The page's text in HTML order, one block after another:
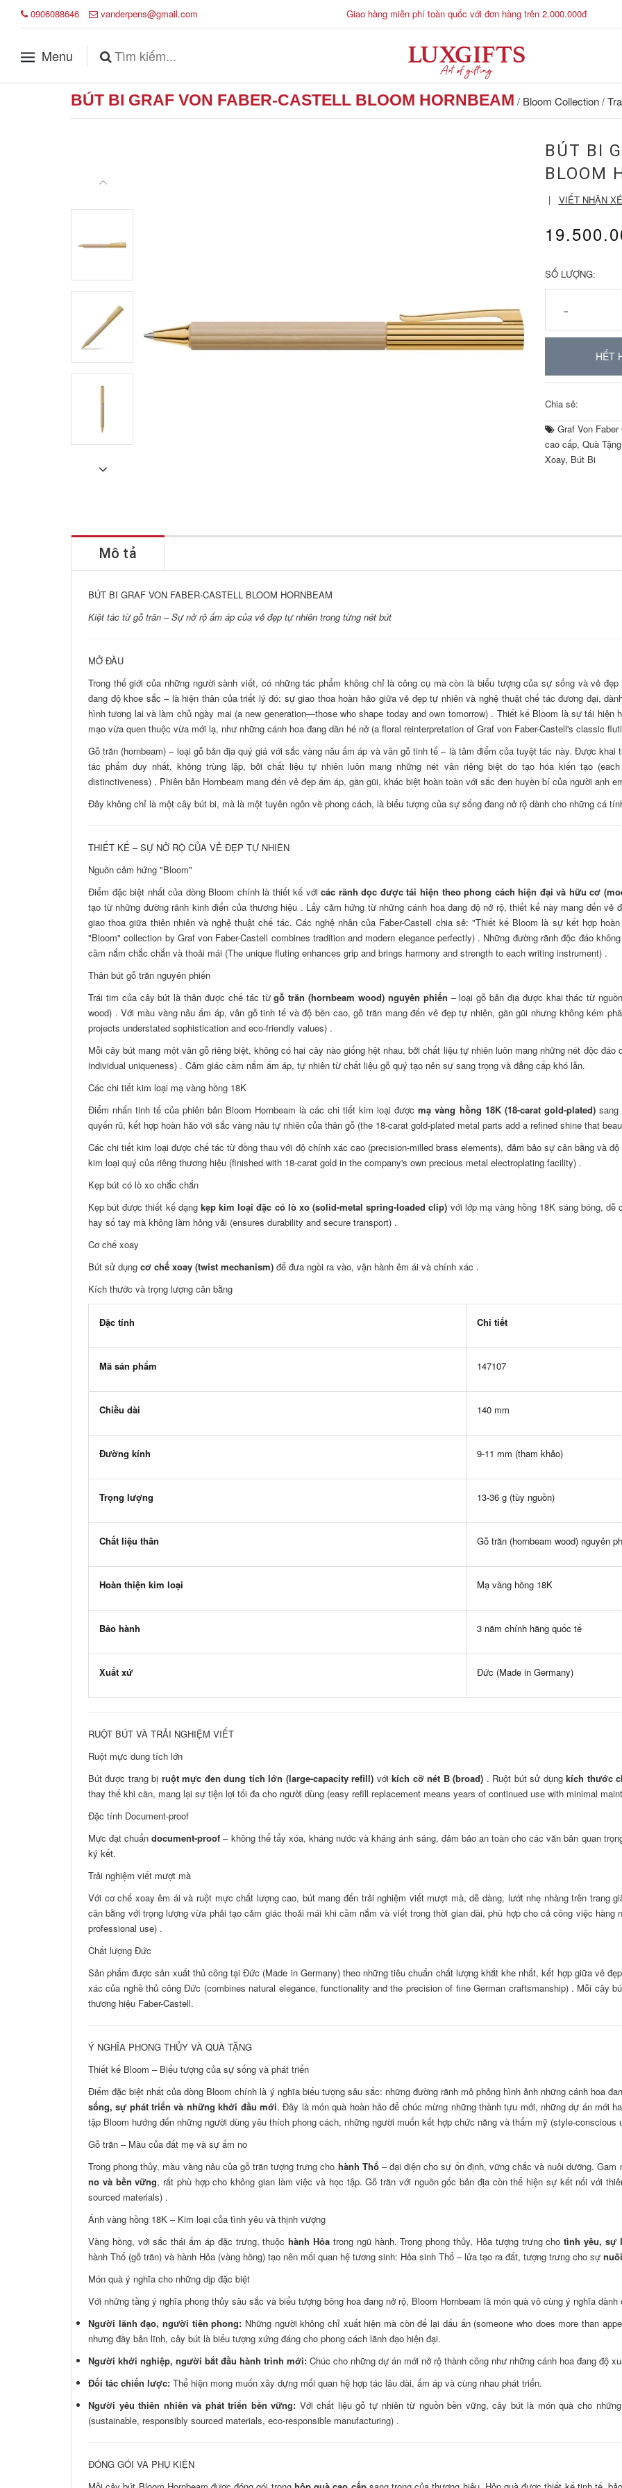
0906088646 vanderpens@gmail.com Giao hàng miễn phí toàn quốc với đơn hàng trên 2.000.000đ
Menu
BÚT BI GRAF VON FABER-CASTELL BLOOM HORNBEAM / Bloom Collection /
BÚT BI
BLOOM
| VIẾT NHẬN
SỐ LƯỢNG:
-
HẾT
Chia sẻ:
Graf Von Faber
cao cấp, Quà Tặng
Xoay, Bút Bi
Mô tả
BÚT BI GRAF VON FABER-CASTELL BLOOM HORNBEAM
Kiệt tác từ gỗ trăn – Sự nở rộ ấm áp của vẻ đẹp tự nhiên trong từng nét bút
MỞ ĐẦU
Trong thế giới của những người sành viết, có những tác phẩm không chỉ là công cụ mà còn là biểu tượng của sự sống và vẻ
đang độ khoe sắc – là hiện thân của triết lý đó: sự giao thoa hoàn hảo giữa vẻ đẹp tự nhiên và nghệ thuật chế tác đương đại,
hình tương lai và làm chủ ngày mai (a new generation—those who shape today and own tomorrow) . Thiết kế Bloom là sự tái hiện
mạo vừa quen thuộc vừa mới lạ, như những cánh hoa đang dần hé nở (a floral reinterpretation of Graf von Faber-Castell's classic
Gỗ trăn (hornbeam) – loại gỗ bản địa quý giá với sắc vàng nâu ấm áp và vân gỗ tinh tế – là tâm điểm của tuyệt tác này. Được
tác phẩm duy nhất, không trùng lặp, bởi chất liệu tự nhiên luôn mang những nét vân riêng biệt do tạo hóa kiến tạo (each
distinctiveness) . Phiên bản Hornbeam mang đến vẻ đẹp ấm áp, gần gũi, khác biệt hoàn toàn với sắc đen huyền bí của người anh
Đây không chỉ là một cây bút bi, mà là một tuyên ngôn về phong cách, là biểu tượng của sự sống đang nở rộ dành cho những cá
THIẾT KẾ – SỰ NỞ RỘ CỦA VẺ ĐẸP TỰ NHIÊN
Nguồn cảm hứng "Bloom"
Điểm đặc biệt nhất của dòng Bloom chính là thiết kế vớicác rãnh dọc được tái hiện theo phong cách hiện đại và hữu cơ
tạo từ những đường rãnh kinh điển của thương hiệu . Lấy cảm hứng từ những cánh hoa đang độ nở rộ, thiết kế này mang đến
giao thoa giữa thiên nhiên và nghệ thuật chế tác. Các nghệ nhân của Faber-Castell chia sẻ: "Thiết kế Bloom là sự kết hợp
"Bloom" collection by Graf von Faber-Castell combines tradition and modern elegance perfectly) . Những đường rãnh độc đáo
cầm nắm chắc chắn và thoải mái (The unique fluting enhances grip and brings harmony and strength to each writing instrument) .
Thân bút gỗ trăn nguyên phiến
Trái tim của cây bút là thân được chế tác từgỗ trăn (hornbeam wood) nguyên phiến – loại gỗ bản địa được khai thác từ
wood) . Với màu vàng nâu ấm áp, vân gỗ tinh tế và độ bền cao, gỗ trăn mang đến vẻ đẹp tự nhiên, gần gũi nhưng không kém
projects understated sophistication and eco-friendly values) .
Mỗi cây bút mang một vân gỗ riêng biệt, không có hai cây nào giống hệt nhau, bởi chất liệu tự nhiên luôn mang những nét độc đáo
individual uniqueness) . Cảm giác cầm nắm ấm áp, tự nhiên từ chất liệu gỗ quý tạo nên sự sang trọng và đẳng cấp khó lẫn.
Các chi tiết kim loại mạ vàng hồng 18K
Điểm nhấn tinh tế của phiên bản Bloom Hornbeam là các chi tiết kim loại đượcmạ vàng hồng 18K (18-carat gold-plated)sang
quyến rũ, kết hợp hoàn hảo với sắc vàng nâu tự nhiên của thân gỗ (the 18-carat gold-plated metal parts add a refined shine that
Các chi tiết kim loại được chế tác từ đồng thau với độ chính xác cao (precision-milled brass elements), đảm bảo sự cân bằng và
kim loại quý của riêng thương hiệu (finished with 18-carat gold in the company's own precious metal electroplating facility) .
Kẹp bút có lò xo chắc chắn
Kẹp bút được thiết kế dạng kẹp kim loại đặc có lò xo (solid-metal spring-loaded clip) với lớp mạ vàng hồng 18K sáng bóng,
hay sổ tay mà không làm hỏng vải (ensures durability and secure transport) .
Cơ chế xoay
Bút sử dụng cơ chế xoay (twist mechanism) để đưa ngòi ra vào, vận hành êm ái và chính xác .
Kích thước và trọng lượng cân bằng
Đặc tính Chi tiết
Mã sản phẩm 147107
Chiều dài 140 mm
Đường kính 9-11 mm (tham khảo)
Trọng lượng 13-36 g (tùy nguồn)
Chất liệu thân Gỗ trăn (hornbeam wood) nguyên
Hoàn thiện kim loại Mạ vàng hồng 18K
Bảo hành 3 năm chính hãng quốc tế
Xuất xứ Đức (Made in Germany)
RUỘT BÚT VÀ TRẢI NGHIỆM VIẾT
Ruột mực dung tích lớn
Bút được trang bị ruột mực đen dung tích lớn (large-capacity refill) vớikích cỡ nét B (broad) . Ruột bút sử dụngkích thước
thay thế khi cần, mang lại sự tiện lợi tối đa cho người dùng (easy refill replacement means years of continued use with minimal
Đặc tính Document-proof
Mực đạt chuẩndocument-proof – không thể tẩy xóa, kháng nước và kháng ánh sáng, đảm bảo an toàn cho các văn bản quan
ký kết.
Trải nghiệm viết mượt mà
Với cơ chế xoay êm ái và ruột mực chất lượng cao, bút mang đến trải nghiệm viết mượt mà, dễ dàng, lướt nhẹ nhàng trên trang
cân bằng với trọng lượng vừa phải tạo cảm giác thoải mái khi cầm nắm và viết trong thời gian dài, phù hợp cho cả công việc hàng
professional use) .
Chất lượng Đức
Sản phẩm được sản xuất thủ công tại Đức (Made in Germany) theo những tiêu chuẩn chất lượng khắt khe nhất, kết hợp giữa vẻ
xác của nghề thủ công Đức (combines natural elegance, functionality and the precision of fine German craftsmanship) . Mỗi cây
thương hiệu Faber-Castell.
Ý NGHĨA PHONG THỦY VÀ QUÀ TẶNG
Thiết kế Bloom – Biểu tượng của sự sống và phát triển
Điểm đặc biệt nhất của dòng Bloom chính là ý nghĩa biểu tượng sâu sắc: những đường rãnh mô phỏng hình ảnh những cánh hoa
sống, sự phát triển và những khởi đầu mới. Đây là món quà hoàn hảo để chúc mừng những thành tựu mới, những dự án mới
tập Bloom hướng đến những người dùng yêu thích phong cách, những người muốn kết hợp chức năng và thẩm mỹ (style-
Gỗ trăn – Màu của đất mẹ và sự ấm no
Trong phong thủy, màu vàng nâu của gỗ trăn tượng trưng cho hành Thổ– đại diện cho sự ổn định, vững chắc và nuôi dưỡng.
no và bền vững, rất phù hợp cho không gian làm việc và học tập. Gỗ trăn với nguồn gốc bản địa còn thể hiện sự kết nối với
sourced materials) .
Ánh vàng hồng 18K – Kim loại của tình yêu và thịnh vượng
Vàng hồng, với sắc thái ấm áp đặc trưng, thuộchành Hỏa trong ngũ hành. Trong phong thủy, Hỏa tượng trưng chotình yêu, sự
hành Thổ (gỗ trăn) và hành Hỏa (vàng hồng) tạo nên mối quan hệ tương sinh: Hỏa sinh Thổ – lửa tạo ra đất, tượng trưng cho sự
Món quà ý nghĩa cho những dịp đặc biệt
Với những tầng ý nghĩa phong thủy sâu sắc và biểu tượng bông hoa đang nở rộ, Bloom Hornbeam là món quà vô cùng ý nghĩa dành
Người lãnh đạo, người tiên phong: Những người không chỉ xuất hiện mà còn để lại dấu ấn (someone who does more than
nhưng đầy bản lĩnh, cây bút là biểu tượng xứng đáng cho phong cách lãnh đạo hiện đại.
Người khởi nghiệp, người bắt đầu hành trình mới: Chúc cho những dự án mới nở rộ thành công như những cánh hoa đang độ
Đối tác chiến lược: Thể hiện mong muốn xây dựng mối quan hệ hợp tác lâu dài, ấm áp và cùng nhau phát triển.
Người yêu thiên nhiên và phát triển bền vững: Với chất liệu gỗ tự nhiên từ nguồn bền vững, cây bút là món quà cho
(sustainable, responsibly sourced materials, eco-responsible manufacturing) .
ĐÓNG GÓI VÀ PHỤ KIỆN